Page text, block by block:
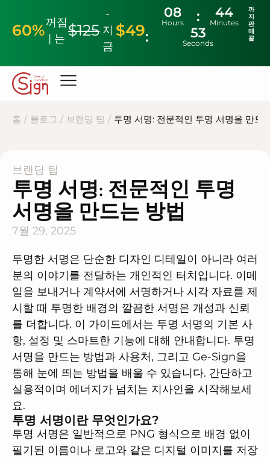
60%꺼짐
| 는 $125
-
지
금
$49
08
Hours
44
Minutes
52
Seconds
까
지
판
매
끝
홈 / 블로그 / 브랜딩 팁 / 투명 서명: 전문적인 투명 서명을 만드
브랜딩 팁
투명 서명: 전문적인 투명
서명을 만드는 방법
7월 29, 2025
투명한 서명은 단순한 디자인 디테일이 아니라 여러
분의 이야기를 전달하는 개인적인 터치입니다. 이메
일을 보내거나 계약서에 서명하거나 시각 자료를 제
시할 때 투명한 배경의 깔끔한 서명은 개성과 신뢰
를 더합니다. 이 가이드에서는 투명 서명의 기본 사
항, 설정 및 스마트한 기능에 대해 안내합니다. 투명
서명을 만드는 방법과 사용처, 그리고 Ge-Sign을
통해 눈에 띄는 방법을 배울 수 있습니다. 간단하고
실용적이며 에너지가 넘치는 지사인을 시작해보세
요.
투명 서명이란 무엇인가요?
투명 서명은 일반적으로 PNG 형식으로 배경 없이
필기된 이름이나 로고와 같은 디지털 이미지를 저장